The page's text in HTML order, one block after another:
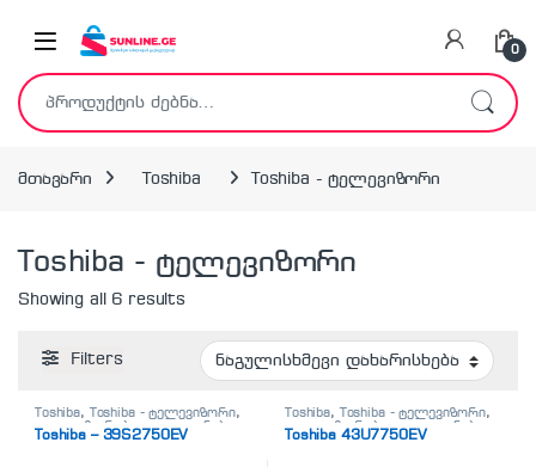
0
ძებნა:
მთავარი Toshiba Toshiba - ტელევიზორი
Toshiba - ტელევიზორი
Showing all 6 results
Filters
Toshiba, Toshiba - ტელევიზორი,
ტელევიზორები,ტელეფონები,
პლანშეტები,
Toshiba – 39S2750EV
Toshiba, Toshiba - ტელევიზორი,
ტელევიზორები,ტელეფონები,
პლანშეტები,
Toshiba 43U7750EV